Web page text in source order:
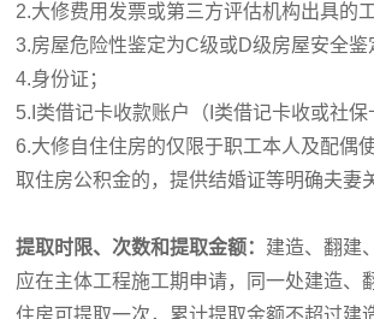
2.大修费用发票或第三方评估机构出具的
3.房屋危险性鉴定为C级或D级房屋安全鉴
4.身份证；
5. I类借记卡收款账户（ I类借记卡收或社保
6.大修自住住房的仅限于职工本人及配偶
取住房公积金的，提供结婚证等明确夫妻
提取时限、次数和提取金额： 建造、翻建
应在主体工程施工期申请，同一处建造、
住房可提取一次，累计提取金额不超过建